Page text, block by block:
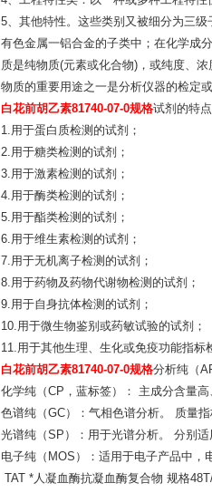
5、其他特性。这些类别又被细分为三
有色金属一铝合金的子类中；在化学成
质是纯物质(元素或化合物)，或纯度、
物质的重要用途之一是分析仪器的检定或
白花前胡乙素81740-07-0规格试剂的特点
1.用于蛋白质检测的试剂；
2.用于糖类检测的试剂；
3.用于激素检测的试剂；
4.用于酶类检测的试剂；
5.用于酯类检测的试剂；
6.用于维生素检测的试剂；
7.用于无机离子检测的试剂；
8.用于药物及药物代谢物检测的试剂；
9.用于自身抗体检测的试剂；
10.用于微生物鉴别或药敏试验的试剂；
11.用于其他生理、生化或免疫功能指标
白花前胡乙素81740-07-0规格分析纯（
化学纯（CP，蓝标签）： 主成分含量
色谱纯（GC）：气相色谱分析。 质量
光谱纯（SP）：用于光谱分析。 分别
电子纯（MOS）：适用于电子产品中，
TAT *人凝血酶抗凝血酶复合物 规格48T/